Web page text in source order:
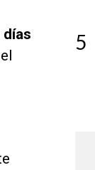
días
5